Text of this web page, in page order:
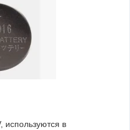
используются в